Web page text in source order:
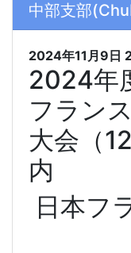
中部支部
2024年11月9日
2024年
フラン
大会（
内
日本フ